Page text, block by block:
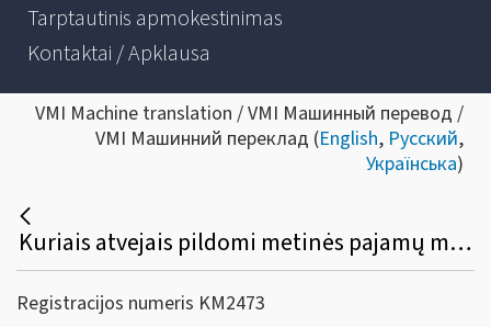
Tarptautinis apmokestinimas
Kontaktai / Apklausa
VMI Machine translation / VMI Машинный перевод /
VMI Машинний переклад (English, Русский,
Українська)
Kuriais atvejais pildomi metinės pajamų mokesčio deklaracijos priedai (GPM311B, GPM311C, GPM311H, GPM311D, GPM311E, GPM311F, GPM311G)?
Registracijos numeris KM2473